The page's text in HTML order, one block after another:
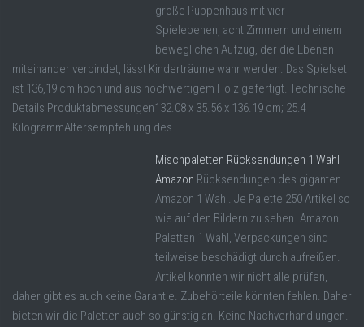
große Puppenhaus mit vier
Spielebenen, acht Zimmern und einem
beweglichen Aufzug, der die Ebenen
miteinander verbindet, lässt Kinderträume wahr werden. Das Spielset
ist 136,19 cm hoch und aus hochwertigem Holz gefertigt. Technische
Details Produktabmessungen‎132.08 x 35.56 x 136.19 cm; 25.4
KilogrammAltersempfehlung des ...
Mischpaletten Rücksendungen 1 Wahl
Amazon Rücksendungen des giganten
Amazon 1 Wahl. Je Palette 250 Artikel so
wie auf den Bildern zu sehen. Amazon
Paletten 1 Wahl, Verpackungen sind
teilweise beschädigt durch aufreißen.
Artikel konnten wir nicht alle prüfen,
daher gibt es auch keine Garantie. Zubehörteile könnten fehlen. Daher
bieten wir die Paletten auch so günstig an. Keine Nachverhandlungen.